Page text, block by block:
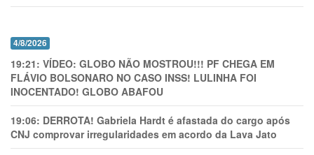
4/8/2026
19:21: VÍDEO: GLOBO NÃO MOSTROU!!! PF CHEGA EM
FLÁVIO BOLSONARO NO CASO INSS! LULINHA FOI
INOCENTADO! GLOBO ABAFOU
19:06: DERROTA! Gabriela Hardt é afastada do cargo após
CNJ comprovar irregularidades em acordo da Lava Jato